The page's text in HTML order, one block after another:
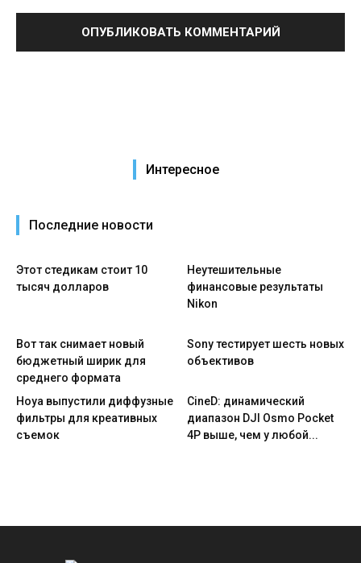
Интересное
Последние новости
Этот стедикам стоит 10
тысяч долларов
Неутешительные
финансовые результаты
Nikon
Вот так снимает новый
бюджетный ширик для
среднего формата
Sony тестирует шесть новых
объективов
Hoya выпустили диффузные
фильтры для креативных
съемок
CineD: динамический
диапазон DJI Osmo Pocket
4P выше, чем у любой...